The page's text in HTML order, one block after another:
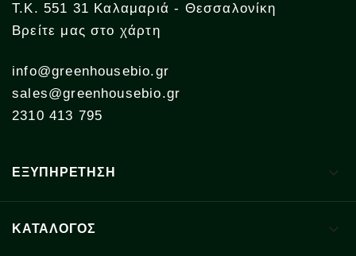
Τ.Κ. 551 31 Καλαμαριά - Θεσσαλονίκη
Βρείτε μας στο χάρτη
info@greenhousebio.gr
sales@greenhousebio.gr
2310 413 795
ΕΞΥΠΗΡΕΤΗΣΗ 
ΚΑΤΑΛΟΓΟΣ 